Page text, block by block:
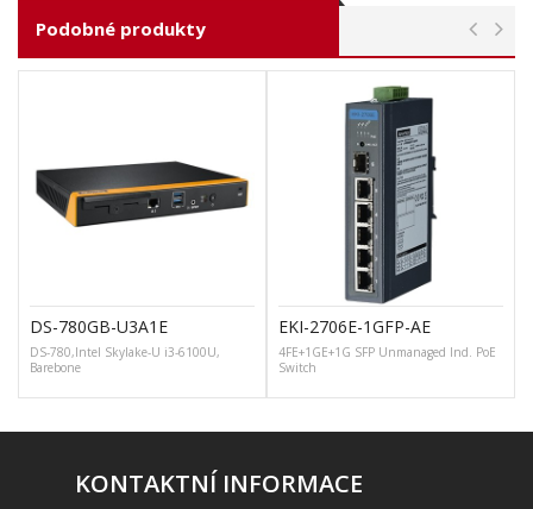
Podobné produkty
DS-780GB-U3A1E
DS-780,Intel Skylake-U i3-6100U,
Barebone
EKI-2706E-1GFP-AE
4FE+1GE+1G SFP Unmanaged Ind. PoE
Switch
KONTAKTNÍ INFORMACE